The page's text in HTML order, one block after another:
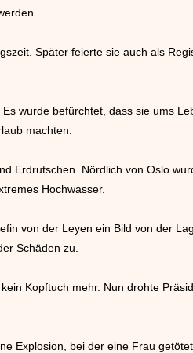
Später feierte sie auch als
wurde befürchtet, dass sie ums
machten.
Erdrutschen. Nördlich von Oslo
Hochwasser.
von der Leyen ein Bild von der
Schäden zu.
Kopftuch mehr. Nun drohte
Explosion, bei der eine Frau